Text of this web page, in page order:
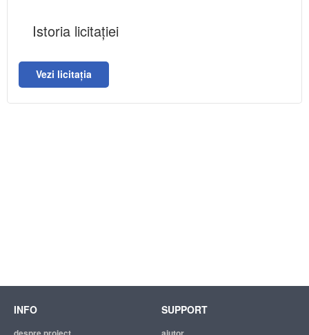
Istoria licitației
Vezi licitația
INFO SUPPORT